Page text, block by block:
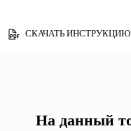
СКАЧАТЬ
На данный